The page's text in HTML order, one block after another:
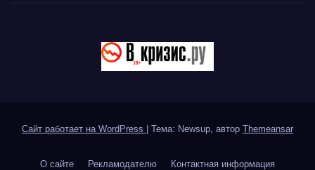
Сайт работает на WordPress Тема: Newsup, автор Themeansar
О сайте Рекламодателю Контактная информация